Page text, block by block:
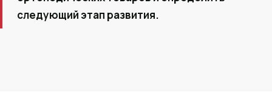
следующий этап развития.